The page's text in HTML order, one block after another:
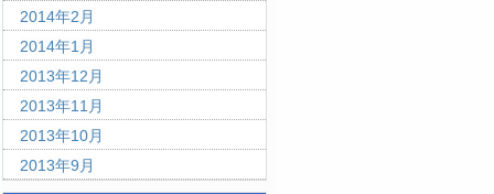
2014年2月
2014年1月
2013年12月
2013年11月
2013年10月
2013年9月